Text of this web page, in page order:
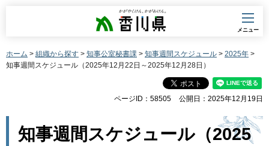
香川県
メニュー
ホーム > 組織から探す > 知事公室秘書課 > 知事週間スケジュール > 2025年 >
知事週間スケジュール（2025年12月22日～2025年12月28日）
ページID：58505 公開日：2025年12月19日
知事週間スケジュール（2025